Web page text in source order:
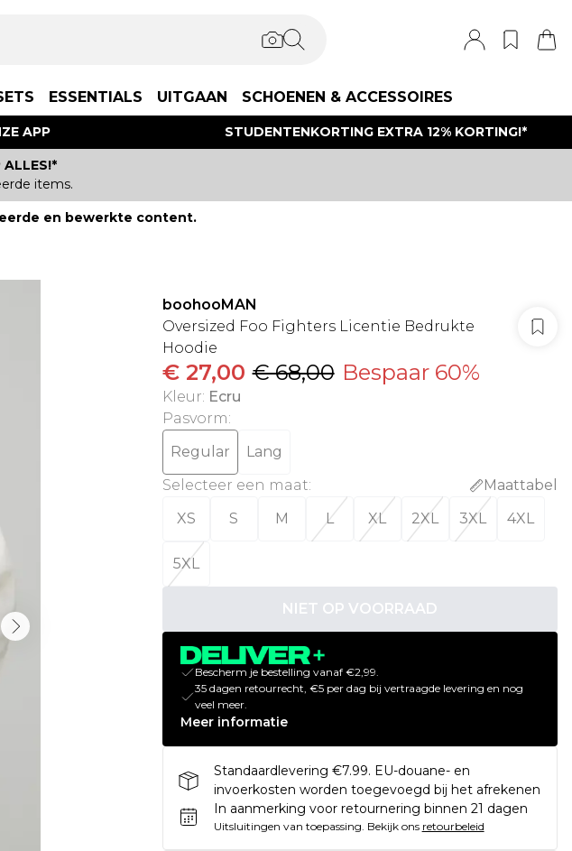
ESSENTIALS UITGAAN SCHOENEN & ACCESSOIRES
APP STUDENTENKORTING EXTRA 12% KORTING!*
ALLES!*
items.
en bewerkte content.
boohooMAN
Oversized Foo Fighters Licentie Bedrukte
Hoodie
€ 27,00 € 68,00 Bespaar 60%
Kleur: Ecru
Pasvorm:
Regular
Lang
Selecteer een maat:
Maattabel
XS
S M L XL 2XL 3XL 4XL
5XL
NIET OP VOORRAAD
Bescherm je bestelling vanaf €2,99.
35 dagen retourrecht, €5 per dag bij vertraagde levering en nog
veel meer.
Meer informatie
Standaardlevering €7.99. EU-douane- en
invoerkosten worden toegevoegd bij het afrekenen
In aanmerking voor retournering binnen 21 dagen
Uitsluitingen van toepassing. Bekijk ons retourbeleid